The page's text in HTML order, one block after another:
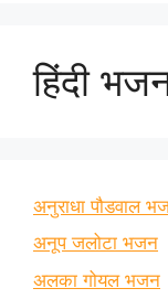
हिंदी
अनुराधा पौडवाल
अनूप जलोटा भजन
अलका गोयल भजन